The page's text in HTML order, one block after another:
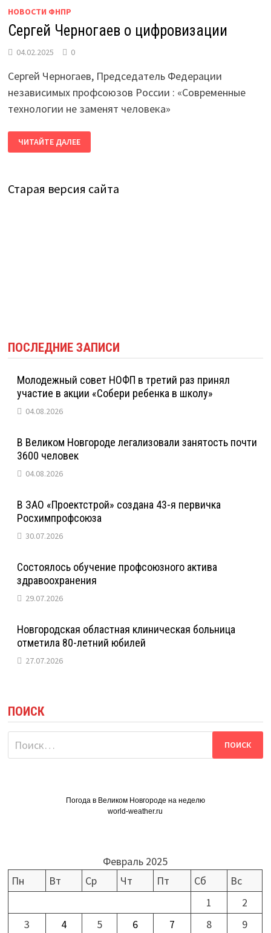
НОВОСТИ ФНПР
Сергей Черногаев о цифровизации
04.02.2025 0
Сергей Черногаев, Председатель Федерации
независимых профсоюзов России : «Современные
технологии не заменят человека»
СЕРГЕЙ
ЧЕРНОГАЕВ
О
ЧИТАЙТЕ ДАЛЕЕ
Старая версия сайта
ПОСЛЕДНИЕ ЗАПИСИ
Молодежный совет НОФП в третий раз принял
участие в акции «Собери ребенка в школу»
04.08.2026
В Великом Новгороде легализовали занятость почти
3600 человек
04.08.2026
В ЗАО «Проектстрой» создана 43-я первичка
Росхимпрофсоюза
30.07.2026
Состоялось обучение профсоюзного актива
здравоохранения
29.07.2026
Новгородская областная клиническая больница
отметила 80-летний юбилей
27.07.2026
ПОИСК
Найти:
Погода в Великом Новгороде на неделю
world-weather.ru
Февраль 2025
Пн
Вт Ср Чт Пт Сб
Вс
1
2
3
4 5 6 7 8
9